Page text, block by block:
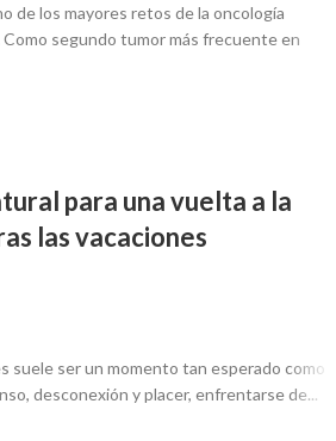
de los mayores retos de la oncología
segundo tumor más frecuente en
para una vuelta a la
las vacaciones
suele ser un momento tan esperado como
desconexión y placer, enfrentarse de...